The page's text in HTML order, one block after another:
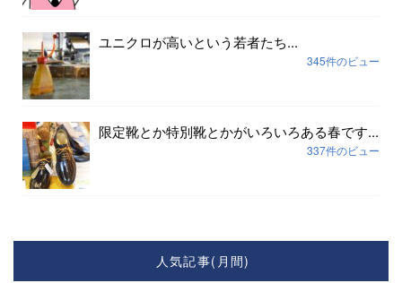
ユニクロが高いという若者たち...
345件のビュー
限定靴とか特別靴とかがいろいろある春です...
337件のビュー
人気記事(月間)